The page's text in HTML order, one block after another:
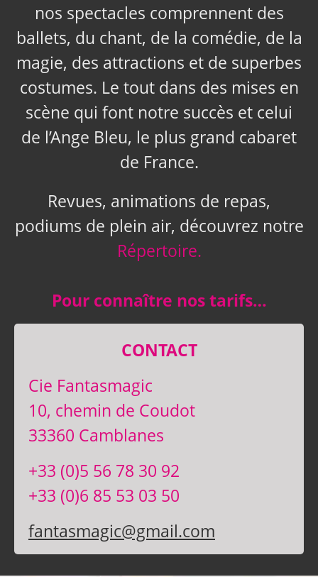
nos spectacles comprennent des
ballets, du chant, de la comédie, de la
magie, des attractions et de superbes
costumes. Le tout dans des mises en
scène qui font notre succès et celui
de l’Ange Bleu, le plus grand cabaret
de France.
Revues, animations de repas,
podiums de plein air, découvrez notre
Répertoire.
Pour connaître nos tarifs…
CONTACT
Cie Fantasmagic
10, chemin de Coudot
33360 Camblanes
+33 (0)5 56 78 30 92
+33 (0)6 85 53 03 50
fantasmagic@gmail.com